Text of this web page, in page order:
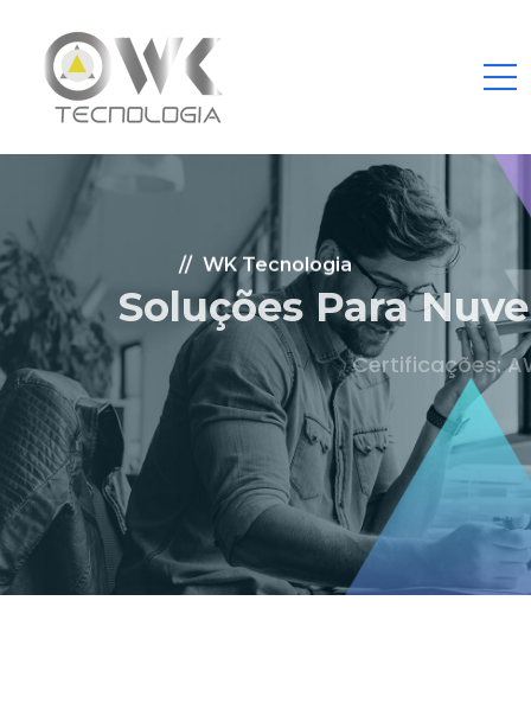
WK Tecnologia
Soluções Para Nuvem.
Certificações: AWS Partner, Microsoft Gold
Fale Conosco